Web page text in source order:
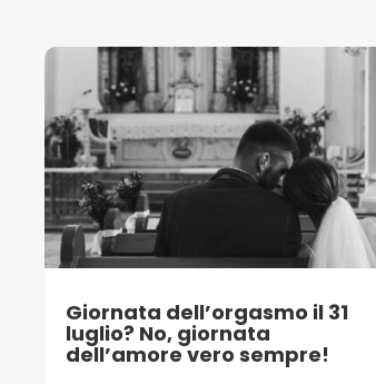
Giornata dell’orgasmo il 31
luglio? No, giornata
dell’amore vero sempre!